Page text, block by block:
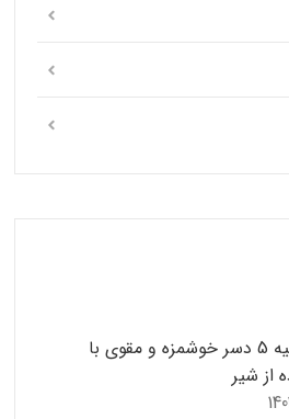
طرز تهیه 5 دسر خوشمزه و مقوی با
از شیر